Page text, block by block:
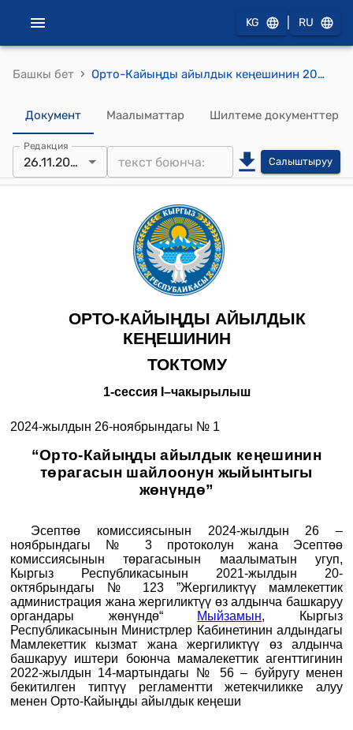
KG RU
Башкы бет › Орто-Кайыңды айылдык кеңешинин 2024-жылдын 26-ноябрындагы № 1 “Орто-Кайыңды айылдык кеңешинин төрагасын шайлоонун жыйынтыгы жөнүндө” токтому
Документ Маалыматтар Шилтеме документтер
Редакция
26.11.2024 Салыштыруу